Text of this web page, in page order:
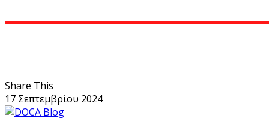
Share This
17 Σεπτεμβρίου 2024